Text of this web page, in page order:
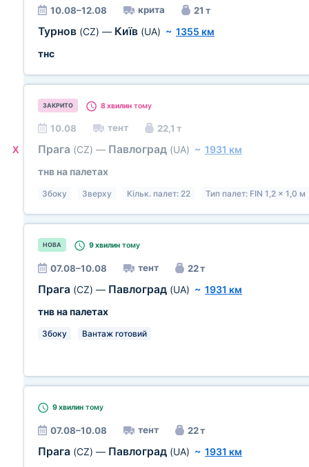
10.08–12.08 крита 21 т
Турнов (CZ) — Київ (UA) ~ 1355 км
тнс
X
ЗАКРИТО 8 хвилин тому
10.08 тент 22,1 т
Прага (CZ) — Павлоград (UA) ~ 1931 км
тнв на палетах
Збоку Зверху Кільк. палет: 22 Тип палет: FIN 1,2 x 1,0 м
НОВА 9 хвилин тому
07.08–10.08 тент 22 т
Прага (CZ) — Павлоград (UA) ~ 1931 км
тнв на палетах
Збоку Вантаж готовий
9 хвилин тому
07.08–10.08 тент 22 т
Прага (CZ) — Павлоград (UA) ~ 1931 км